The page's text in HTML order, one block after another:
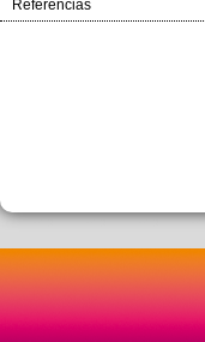
Referencias